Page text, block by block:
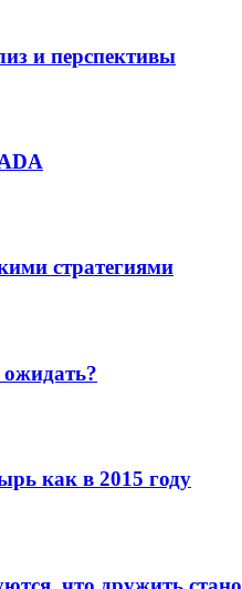
и перспективы
стратегиями
ожидать?
как в 2015 году